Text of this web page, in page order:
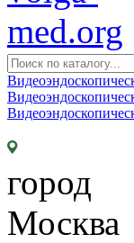
город
Москва